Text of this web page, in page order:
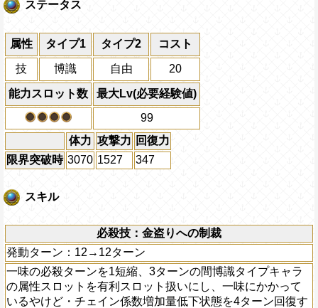
ステータス
属性 タイプ1 タイプ2 コスト
技 博識 自由 20
能力スロット数
最大Lv(必要経験値)
99
体力 攻撃力 回復力
限界突破時 3070 1527 347
スキル
必殺技：金盗りへの制裁
発動ターン：12→12ターン
一味の必殺ターンを1短縮、3ターンの間博識タイプキャラ
の属性スロットを有利スロット扱いにし、一味にかかって
いるやけど・チェイン係数増加量低下状態を4ターン回復す